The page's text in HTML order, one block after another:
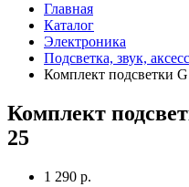
Главная
Каталог
Электроника
Подсветка, звук,
Комплект подсветки
Комплект
25
1 290 р.